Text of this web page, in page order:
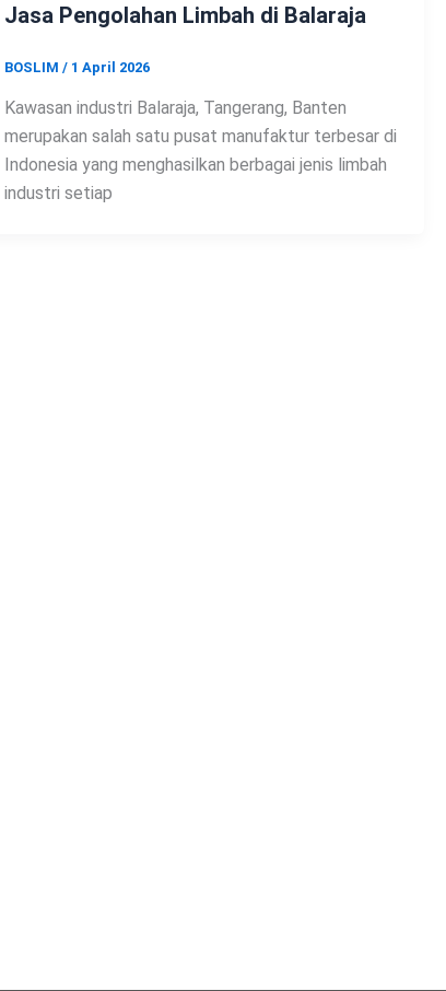
Jasa Pengolahan Limbah di Balaraja
BOSLIM / 1 April 2026
Kawasan industri Balaraja, Tangerang, Banten
merupakan salah satu pusat manufaktur terbesar di
Indonesia yang menghasilkan berbagai jenis limbah
industri setiap